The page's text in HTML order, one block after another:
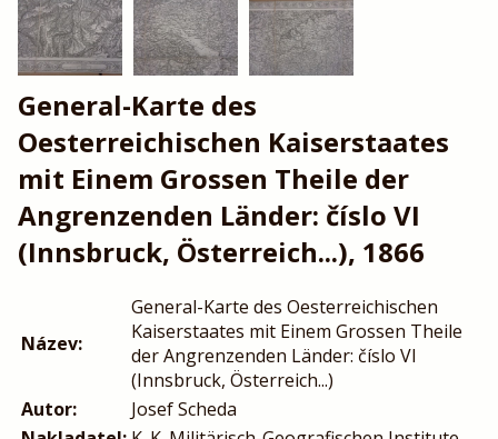
General-Karte des
Oesterreichischen Kaiserstaates
mit Einem Grossen Theile der
Angrenzenden Länder: číslo VI
(Innsbruck, Österreich...), 1866
Název:
General-Karte des Oesterreichischen
Kaiserstaates mit Einem Grossen Theile
der Angrenzenden Länder: číslo VI
(Innsbruck, Österreich...)
Autor:
Josef Scheda